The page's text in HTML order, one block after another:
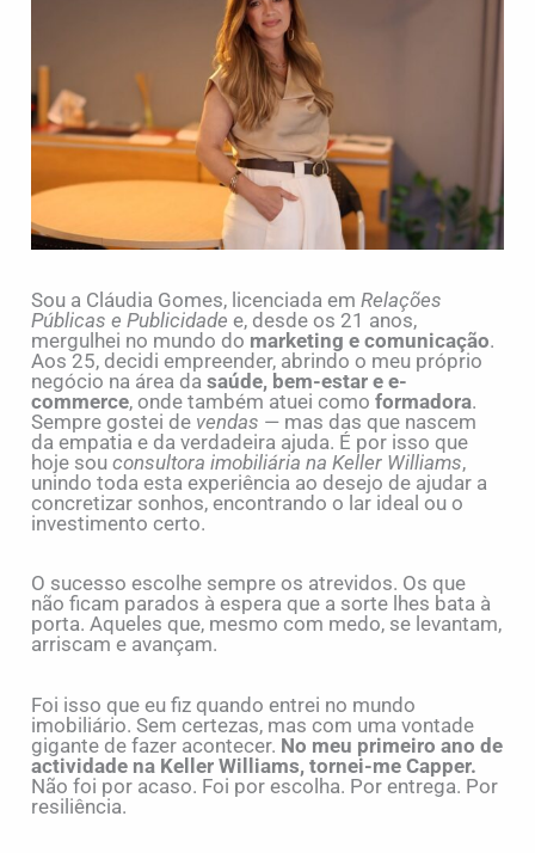
Sou a Cláudia Gomes, licenciada emRelações
Públicas e Publicidade e, desde os 21 anos,
mergulhei no mundo do marketing e comunicação.
Aos 25, decidi empreender, abrindo o meu próprio
negócio na área dasaúde, bem-estar e e-
commerce, onde também atuei comoformadora.
Sempre gostei de vendas — mas das que nascem
da empatia e da verdadeira ajuda. É por isso que
hoje souconsultora imobiliária na Keller Williams,
unindo toda esta experiência ao desejo de ajudar a
concretizar sonhos, encontrando o lar ideal ou o
investimento certo.
O sucesso escolhe sempre os atrevidos. Os que
não ficam parados à espera que a sorte lhes bata à
porta. Aqueles que, mesmo com medo, se levantam,
arriscam e avançam.
Foi isso que eu fiz quando entrei no mundo
imobiliário. Sem certezas, mas com uma vontade
gigante de fazer acontecer. No meu primeiro ano de
actividade na Keller Williams, tornei-me Capper.
Não foi por acaso. Foi por escolha. Por entrega. Por
resiliência.